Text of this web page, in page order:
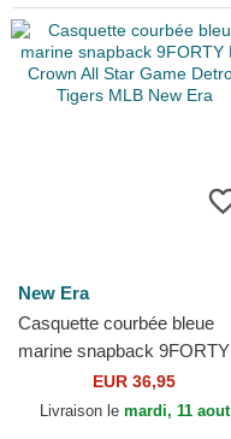
New Era
Casquette courbée bleue
marine snapback 9FORTY
M-Crown All Star Game
Detroit Tigers MLB New Era
EUR 36,95
Livraison le mardi, 11 aout